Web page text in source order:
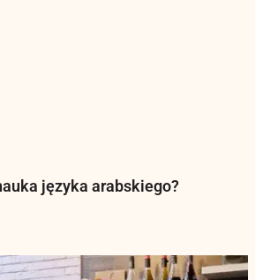
języka arabskiego?